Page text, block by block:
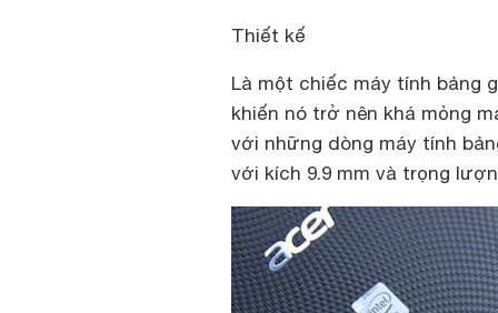
Thiết kế
Là một chiếc máy tính bảng
khiến nó trở nên khá mỏng
với những dòng máy tính
với kích 9.9 mm và trọng